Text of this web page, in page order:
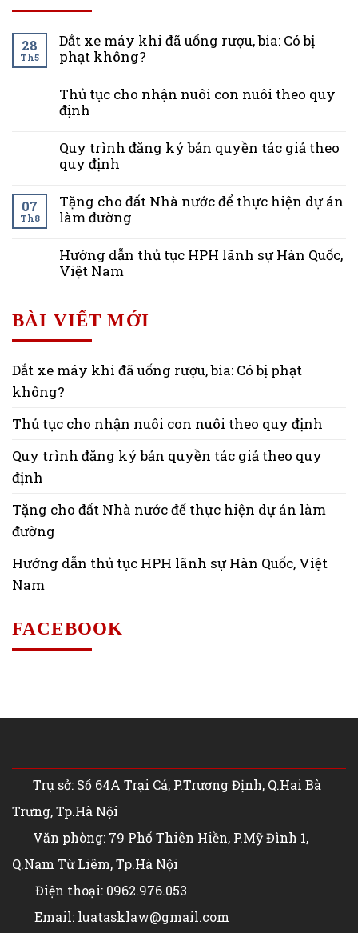
28
Th5
Dắt xe máy khi đã uống rượu, bia: Có bị
phạt không?
Thủ tục cho nhận nuôi con nuôi theo quy
định
Quy trình đăng ký bản quyền tác giả theo
quy định
07
Th8
Tặng cho đất Nhà nước để thực hiện dự án
làm đường
Hướng dẫn thủ tục HPH lãnh sự Hàn Quốc,
Việt Nam
BÀI VIẾT MỚI
Dắt xe máy khi đã uống rượu, bia: Có bị phạt
không?
Thủ tục cho nhận nuôi con nuôi theo quy định
Quy trình đăng ký bản quyền tác giả theo quy
định
Tặng cho đất Nhà nước để thực hiện dự án làm
đường
Hướng dẫn thủ tục HPH lãnh sự Hàn Quốc, Việt
Nam
FACEBOOK
Trụ sở: Số 64A Trại Cá, P.Trương Định, Q.Hai Bà
Trưng, Tp.Hà Nội
Văn phòng: 79 Phố Thiên Hiền, P.Mỹ Đình 1,
Q.Nam Từ Liêm, Tp.Hà Nội
Điện thoại: 0962.976.053
Email: luatasklaw@gmail.com